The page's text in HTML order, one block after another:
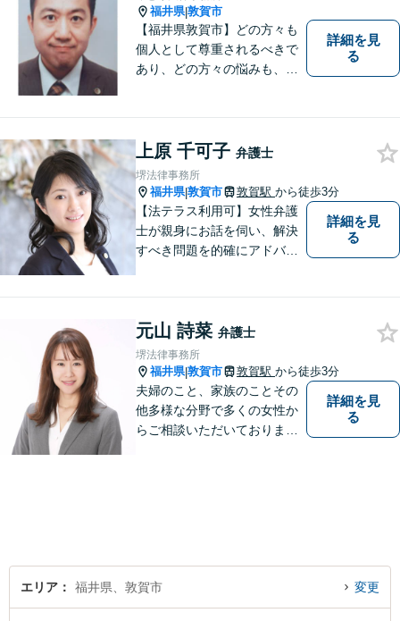
福井県|敦賀市
【福井県敦賀市】どの方々も
個人として尊重されるべきで
あり、どの方々の悩みも、そ
識の壁も越えて、解決が図ら
れる必要があります。
詳細を見
る
上原 千可子 弁護士
堺法律事務所
福井県|敦賀市 敦賀駅 から徒歩3分
【法テラス利用可】女性弁護
士が親身にお話を伺い、解決
すべき問題を的確にアドバイ
実績があります。まずはお気
軽にお問い合わせください。
詳細を見
る
元山 詩菜 弁護士
堺法律事務所
福井県|敦賀市 敦賀駅 から徒歩3分
夫婦のこと、家族のことその
他多様な分野で多くの女性か
らご相談いただいておりま
詳細を見
る
エリア 福井県、敦賀市 変更